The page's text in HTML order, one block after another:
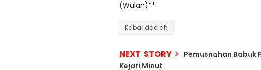
(Wulan)**
Kabar daerah
NEXT STORY
Pemusnahan Babuk
Kejari Minut